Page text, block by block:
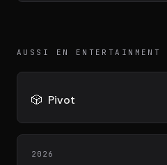
Contact
AUSSI EN ENTERTAINMENT
🎲 Pivot
2026